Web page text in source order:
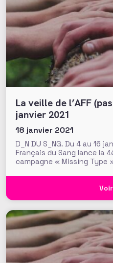
La veille de l’AFF (pas si anodins) du 7
janvier 2021
18 janvier 2021
D_N DU S_NG. Du 4 au 16
Français du Sang lance la
campagne « Missing Type
(celles qui composent les
messages sur les réseauxVoir